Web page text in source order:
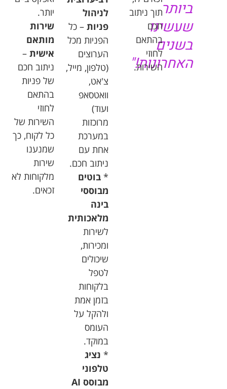
ביותר
שעשינו
בשנים
האחרונות!"
תוך ניתוב
חכם
בהתאם
לחוזי
השירות.
לניהול
פניות – כל
הפניות מכל
הערוצים
(טלפון, מייל,
צ'אט,
וואטסאפ
ועוד)
מרוכזות
במערכת
אחת עם
ניתוב חכם.
* בוטים
מבוססי
בינה
מלאכותית
לשירות
ומכירות,
שיכולים
לטפל
בלקוחות
בזמן אמת
ולהקל על
העומס
במוקד.
* נציג
טלפוני
מבוסס
יותר.
שירות
מותאם
אישית –
ניתוב חכם
של פניות
בהתאם
לחוזי
השירות של
כל לקוח, כך
שמנענו
שירות
מלקוחות לא
זכאים.